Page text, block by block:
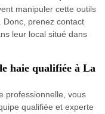
manipuler cette outils
Donc, prenez contact
leur local situé dans
haie qualifiée à La
professionnelle, vous
qualifiée et experte